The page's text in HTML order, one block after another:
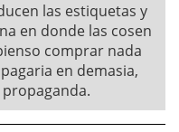
las estiquetas y
en donde las cosen
comprar nada
en demasia,